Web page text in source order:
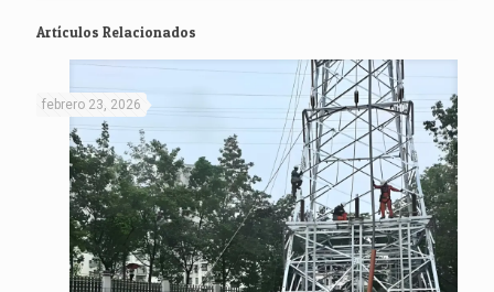
Artículos Relacionados
febrero 23, 2026